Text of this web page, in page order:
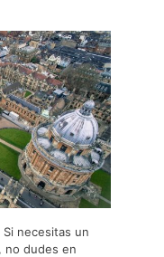
necesitas un
no dudes en